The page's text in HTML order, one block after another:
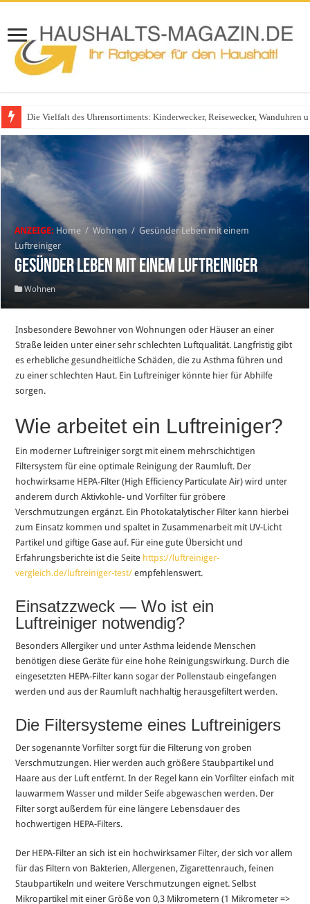
Die Vielfalt des Uhrensortiments: Kinderwecker, Reisewecker, Wanduhren
Glasgeländer in modernen Wohnhäusern
ANZEIGE: Home / Wohnen / Gesünder Leben mit einem
Luftreiniger
Gesünder Leben mit einem Luftreiniger
Wohnen
Insbesondere Bewohner von Wohnungen oder Häuser an einer
Straße leiden unter einer sehr schlechten Luftqualität. Langfristig gibt
es erhebliche gesundheitliche Schäden, die zu Asthma führen und
zu einer schlechten Haut. Ein Luftreiniger könnte hier für Abhilfe
sorgen.
Wie arbeitet ein Luftreiniger?
Ein moderner Luftreiniger sorgt mit einem mehrschichtigen
Filtersystem für eine optimale Reinigung der Raumluft. Der
hochwirksame HEPA-Filter (High Efficiency Particulate Air) wird unter
anderem durch Aktivkohle- und Vorfilter für gröbere
Verschmutzungen ergänzt. Ein Photokatalytischer Filter kann hierbei
zum Einsatz kommen und spaltet in Zusammenarbeit mit UV-Licht
Partikel und giftige Gase auf. Für eine gute Übersicht und
Erfahrungsberichte ist die Seite https://luftreiniger-
vergleich.de/luftreiniger-test/ empfehlenswert.
Einsatzzweck — Wo ist ein
Luftreiniger notwendig?
Besonders Allergiker und unter Asthma leidende Menschen
benötigen diese Geräte für eine hohe Reinigungswirkung. Durch die
eingesetzten HEPA-Filter kann sogar der Pollenstaub eingefangen
werden und aus der Raumluft nachhaltig herausgefiltert werden.
Die Filtersysteme eines Luftreinigers
Der sogenannte Vorfilter sorgt für die Filterung von groben
Verschmutzungen. Hier werden auch größere Staubpartikel und
Haare aus der Luft entfernt. In der Regel kann ein Vorfilter einfach mit
lauwarmem Wasser und milder Seife abgewaschen werden. Der
Filter sorgt außerdem für eine längere Lebensdauer des
hochwertigen HEPA-Filters.
Der HEPA-Filter an sich ist ein hochwirksamer Filter, der sich vor allem
für das Filtern von Bakterien, Allergenen, Zigarettenrauch, feinen
Staubpartikeln und weitere Verschmutzungen eignet. Selbst
Mikropartikel mit einer Größe von 0,3 Mikrometern (1 Mikrometer =>